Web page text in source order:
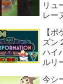
リュ
レー
【
ズン
ハイ
ルリ
今シ